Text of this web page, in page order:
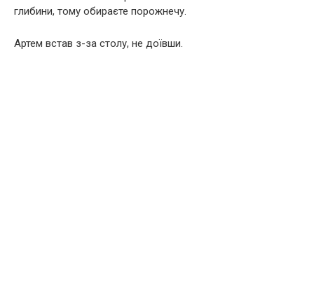
глибини, тому обираєте порожнечу.
Артем встав з-за столу, не доївши.